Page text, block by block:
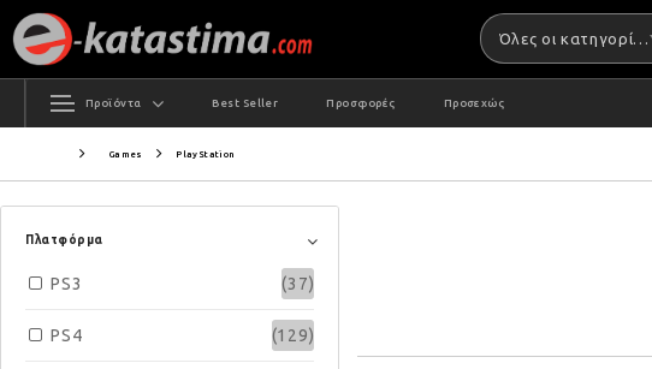
Όλες οι κατηγορίες
Προϊόντα Best Seller Προσφορές Προσεχώς
Games PlayStation
Πλατφόρμα
PS3 (37)
PS4 (129)